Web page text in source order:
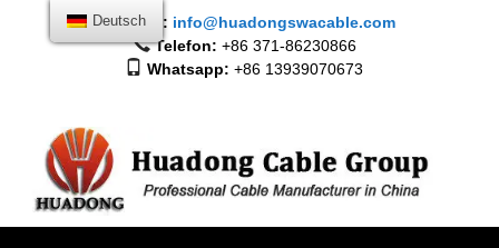
E-Mail: info@huadongswacable.com
Telefon: +86 371-86230866
Whatsapp: +86 13939070673
Deutsch